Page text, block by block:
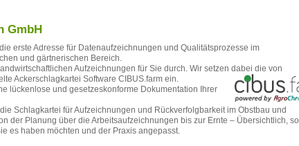
GmbH
erste Adresse für Datenaufzeichnungen und Qualitätsprozesse im
und gärtnerischen Bereich.
Aufzeichnungen für Sie durch. Wir setzen dabei die von
Ackerschlagkartei Software CIBUS.farm ein.
lückenlose und gesetzeskonforme Dokumentation Ihrer
Schlagkartei für Aufzeichnungen und Rückverfolgbarkeit im Obstbau und
der Planung über die Arbeitsaufzeichnungen bis zur Ernte – Übersichtlich, so
es haben möchten und der Praxis angepasst.